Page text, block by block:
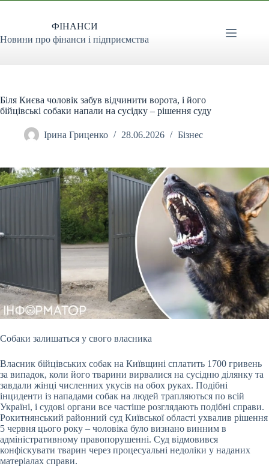
Перейти
ФІНАНСИ
Новини про фінанси і підприємства
Біля Києва чоловік забув відчинити ворота, і його
бійцівські собаки напали на сусідку – рішення суду
Ірина Гриценко 28.06.2026 Бізнес
Собаки залишаться у свого власника
Власник бійцівських собак на Київщині сплатить 1700 гривень
за випадок, коли його тварини вирвалися на сусідню ділянку та
завдали жінці численних укусів на обох руках. Подібні
інциденти із нападами собак на людей трапляються по всій
Україні, і судові органи все частіше розглядають подібні справи.
Рокитнянський районний суд Київської області ухвалив рішення
5 червня цього року – чоловіка було визнано винним в
адміністративному правопорушенні. Суд відмовився
конфіскувати тварин через процесуальні недоліки у наданих
матеріалах справи.